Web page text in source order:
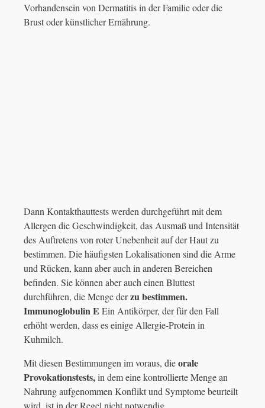
Vorhandensein von Dermatitis in der Familie oder die
Brust oder künstlicher Ernährung.
Dann Kontakthauttests werden durchgeführt mit dem
Allergen die Geschwindigkeit, das Ausmaß und Intensität
des Auftretens von roter Unebenheit auf der Haut zu
bestimmen. Die häufigsten Lokalisationen sind die Arme
und Rücken, kann aber auch in anderen Bereichen
befinden. Sie können aber auch einen Bluttest
durchführen, die Menge derzu bestimmen.
Immunoglobulin E Ein Antikörper, der für den Fall
erhöht werden, dass es einige Allergie-Protein in
Kuhmilch.
Mit diesen Bestimmungen im voraus, dieorale
Provokationstests,in dem eine kontrollierte Menge an
Nahrung aufgenommen Konflikt und Symptome beurteilt
wird, ist in der Regel nicht notwendig.